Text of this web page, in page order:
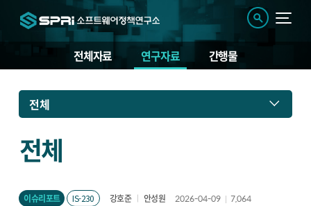
전체자료 연구자료 간행물
전체
전체
이슈리포트 IS-230 강호준 안성원 2026-04-09 7,064